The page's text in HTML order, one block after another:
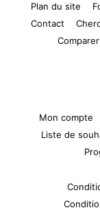
Plan du site
Contact
Mon compte
Liste de